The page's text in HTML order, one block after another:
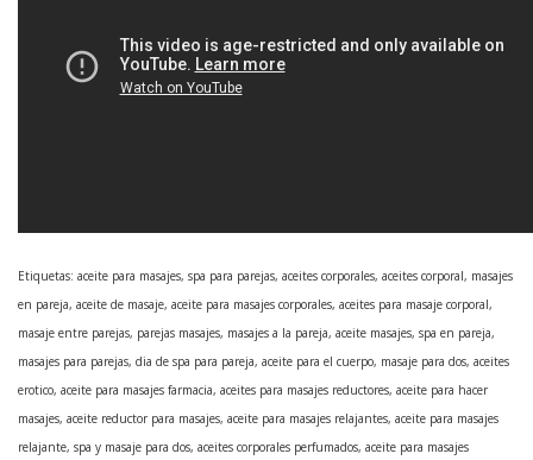
Etiquetas: aceite para masajes, spa para parejas, aceites corporales, aceites corporal, masajes
en pareja, aceite de masaje, aceite para masajes corporales, aceites para masaje corporal,
masaje entre parejas, parejas masajes, masajes a la pareja, aceite masajes, spa en pareja,
masajes para parejas, dia de spa para pareja, aceite para el cuerpo, masaje para dos, aceites
erotico, aceite para masajes farmacia, aceites para masajes reductores, aceite para hacer
masajes, aceite reductor para masajes, aceite para masajes relajantes, aceite para masajes
relajante, spa y masaje para dos, aceites corporales perfumados, aceite para masajes